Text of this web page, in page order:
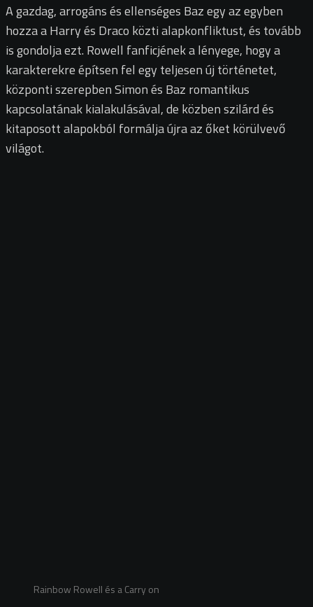
A gazdag, arrogáns és ellenséges Baz egy az egyben
hozza a Harry és Draco közti alapkonfliktust, és tovább
is gondolja ezt. Rowell fanficjének a lényege, hogy a
karakterekre építsen fel egy teljesen új történetet,
központi szerepben Simon és Baz romantikus
kapcsolatának kialakulásával, de közben szilárd és
kitaposott alapokból formálja újra az őket körülvevő
világot.
Rainbow Rowell és a Carry on